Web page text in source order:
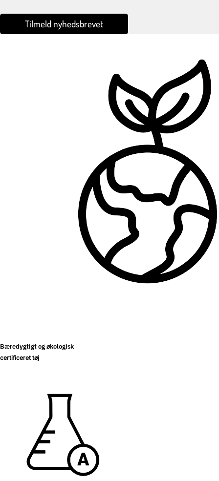
Tilmeld nyhedsbrevet
Bæredygtigt og økologisk
certificeret tøj